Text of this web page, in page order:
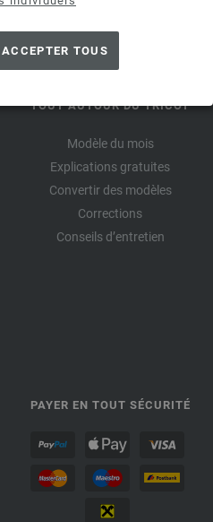
ACCEPTER TOUS
TOUT AUTOUR DU TRICOT
Modèle du mois
Explications gratuites
Convertir des modèles
Corrections
Conseils d’entretien
PAYER EN TOUT SÉCURITÉ